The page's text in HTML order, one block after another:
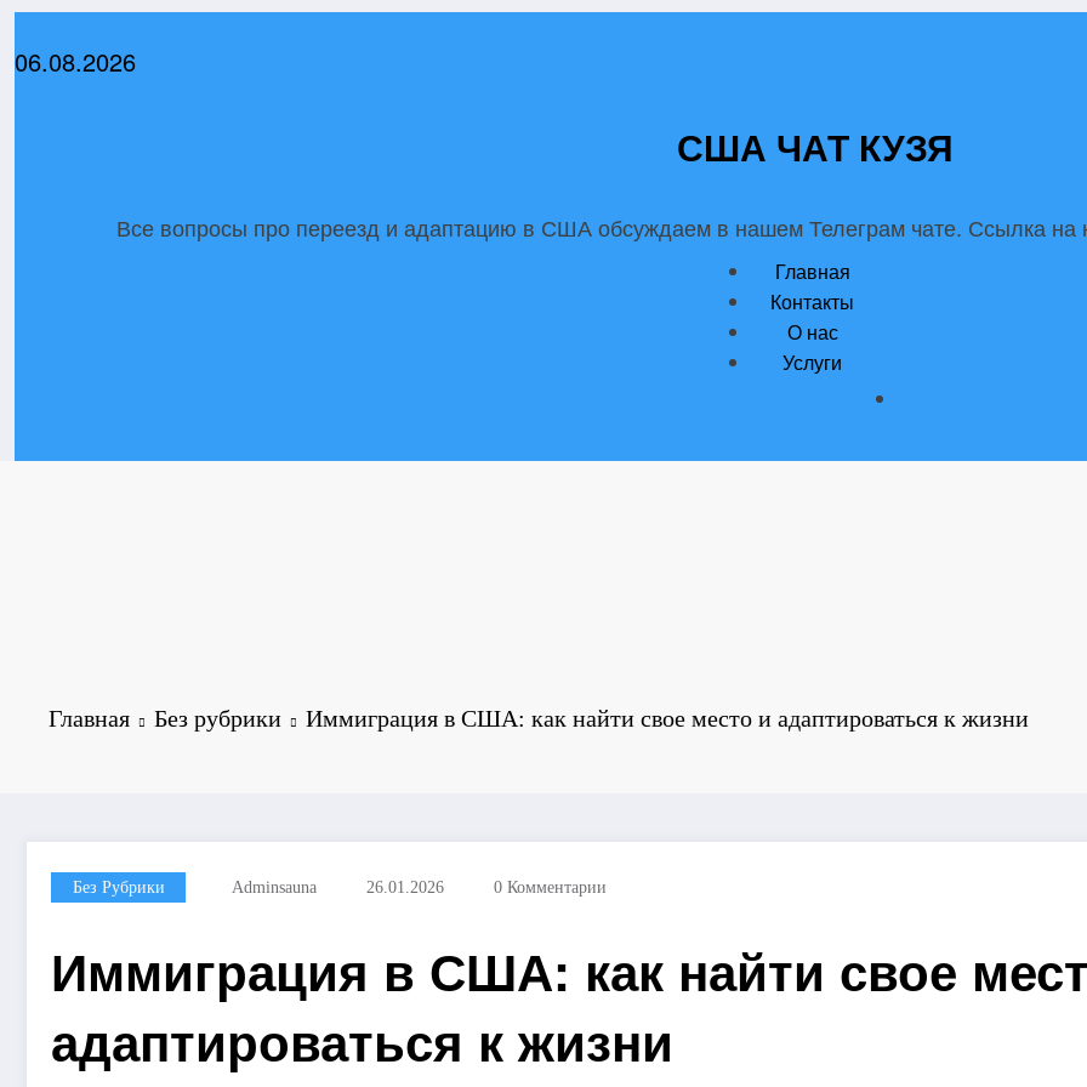
06.08.2026
США ЧАТ КУЗЯ
Все вопросы про переезд и адаптацию в США обсуждаем в нашем Телеграм чате. Ссылка на
Главная
Контакты
О нас
Услуги
Главная Без рубрики Иммиграция в США: как найти свое место и адаптироваться к жизни
Без Рубрики Adminsauna 26.01.2026 0 Комментарии
Иммиграция в США: как найти свое
адаптироваться к жизни